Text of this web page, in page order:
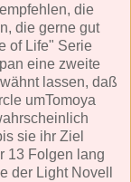
die
die gerne gut
of Life" Serie
eine zweite
lassen, daß
umTomoya
sie ihr Ziel
13 Folgen lang
der Light Novell